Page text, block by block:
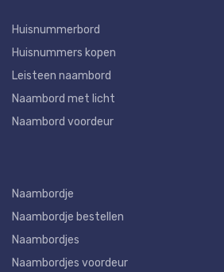
Huisnummerbord
Huisnummers kopen
Leisteen naambord
Naambord met licht
Naambord voordeur
Naambordje
Naambordje bestellen
Naambordjes
Naambordjes voordeur